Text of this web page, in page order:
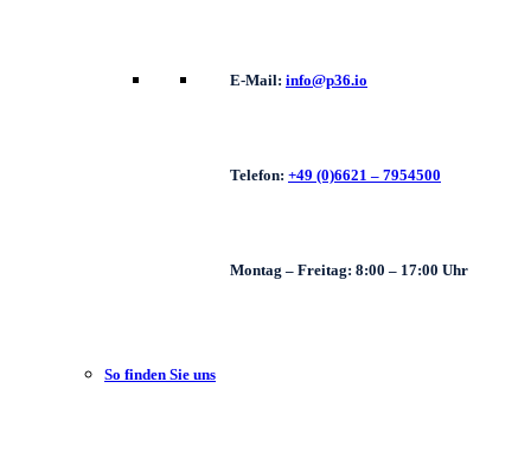
E-Mail: info@p36.io
Telefon: +49 (0)6621 – 7954500
Montag – Freitag: 8:00 – 17:00 Uhr
So finden Sie uns